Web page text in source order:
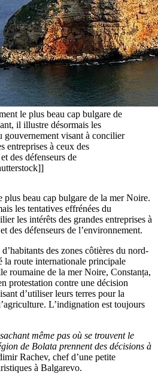
le plus beau cap bulgare de
il illustre désormais les
gouvernement visant à concilier
entreprises à ceux des
des défenseurs de
beau cap bulgare de la mer Noire.
les tentatives effrénées du
les intérêts des grandes entreprises à
des défenseurs de l’environnement.
des zones côtières du nord-
la route internationale principale
roumaine de la mer Noire, Constanța,
protestation contre une décision
d’utiliser leurs terres pour la
L’indignation est toujours
même pas où se trouvent le
de Bolata prennent des décisions à
Rachev, chef d’une petite
à Balgarevo.